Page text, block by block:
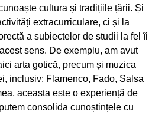
cultura și tradițiile țării. Și
extracurriculare, ci și la
a subiectelor de studii la fel îi
sens. De exemplu, am avut
arta gotică, precum și muzica
inclusiv: Flamenco, Fado, Salsa
aceasta este o experiență de
consolida cunoștințele cu